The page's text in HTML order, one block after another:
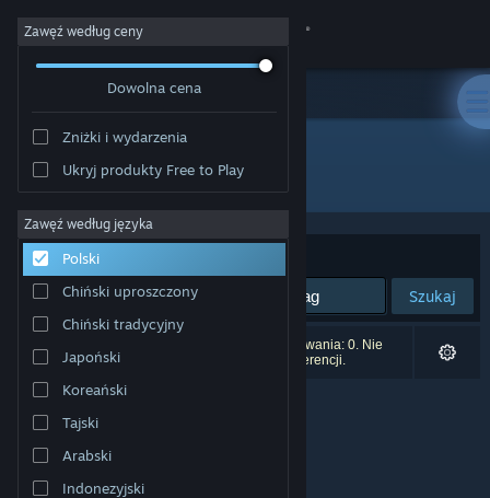
Zaloguj się
Społeczność
Informacje
Wsparcie
Zmień język
Pobierz aplikację mobilną Steam
Wersja przeglądarkowa
Zawęź według ceny
Dowolna cena
Zniżki i wydarzenia
Ukryj produkty Free to Play
Zawęź według języka
Polski
Chiński uproszczony
Chiński tradycyjny
Japoński
Koreański
Tajski
Arabski
Indonezyjski
Producent: Eliser Wiedemann
Sortuj według:
Szukaj
Liczba wyników pasujących do twojego wyszukiwania: 0. Nie
uwzględniono 1 tytułu na podstawie twoich preferencji.